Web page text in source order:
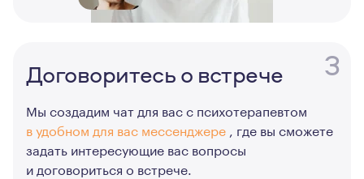
3
Договоритесь о встрече
Мы создадим чат для вас с психотерапевтом
в удобном для вас мессенджере , где вы сможете
задать интересующие вас вопросы
и договориться о встрече.